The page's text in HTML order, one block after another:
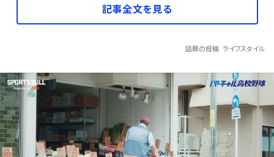
記事全文を見る
話題の投稿 ライフスタイル